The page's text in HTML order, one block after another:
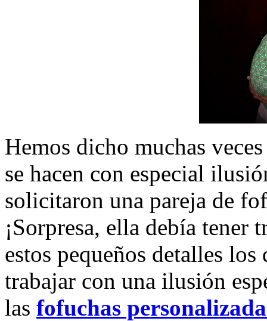
Hemos dicho muchas
se hacen con especial
solicitaron una pareja de
¡Sorpresa, ella debía tener
estos pequeños detalles los
trabajar con una ilusión
las fofuchas